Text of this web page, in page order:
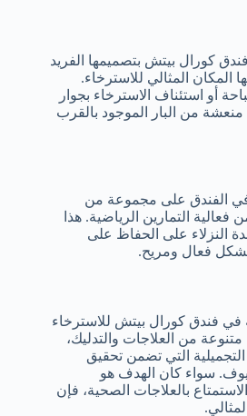
كورال بيتش بتصميمها الفريد
المكان المثالي للاسترخاء.
أو استئناف الاسترخاء بجوار
من البار الموجود بالقرب
في الفندق على مجموعة من
فعالية التمارين الرياضية. هذا
النزلاء على الحفاظ على
فعال ومريح.
في فندق كورال بيتش للاسترخاء
من العلاجات والتدليك،
التي تضمن تحقيق
سواء كان الهدف هو
بالعلاجات الصحية، فإن